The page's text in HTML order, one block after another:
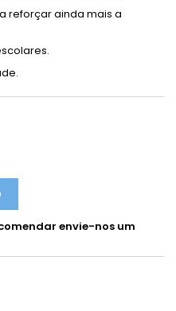
reforçar ainda mais a
envie-nos um